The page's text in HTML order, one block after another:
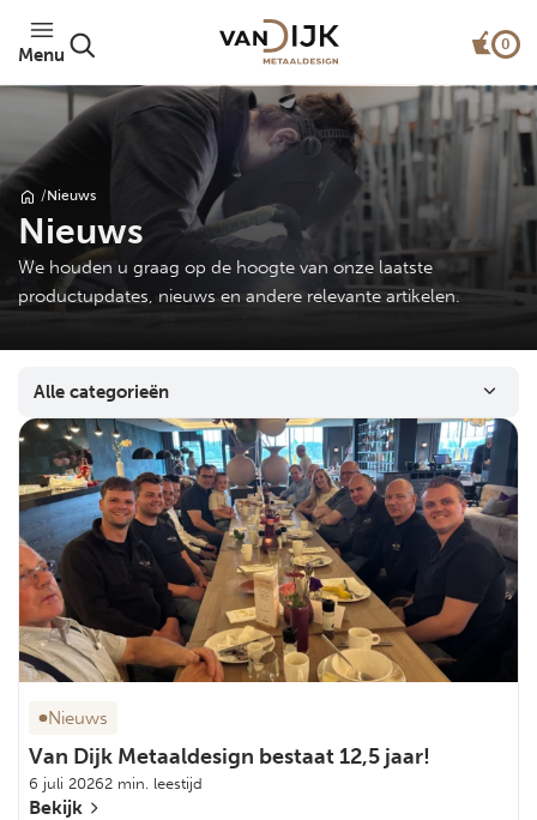
Menu
0
/Nieuws
Nieuws
We houden u graag op de hoogte van onze laatste
productupdates, nieuws en andere relevante artikelen.
Alle categorieën
Nieuws
Van Dijk Metaaldesign bestaat 12,5 jaar!
6 juli 20262 min. leestijd
Bekijk